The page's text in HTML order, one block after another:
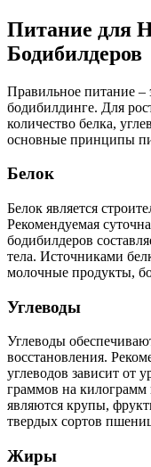
Питание для
Бодибилдеров
Правильное питание –
бодибилдинге. Для
количество белка,
основные принципы
Белок
Белок является
Рекомендуемая
бодибилдеров
тела. Источниками
молочные продукты,
Углеводы
Углеводы
восстановления.
углеводов зависит от
граммов на килограмм
являются крупы,
твердых сортов
Жиры